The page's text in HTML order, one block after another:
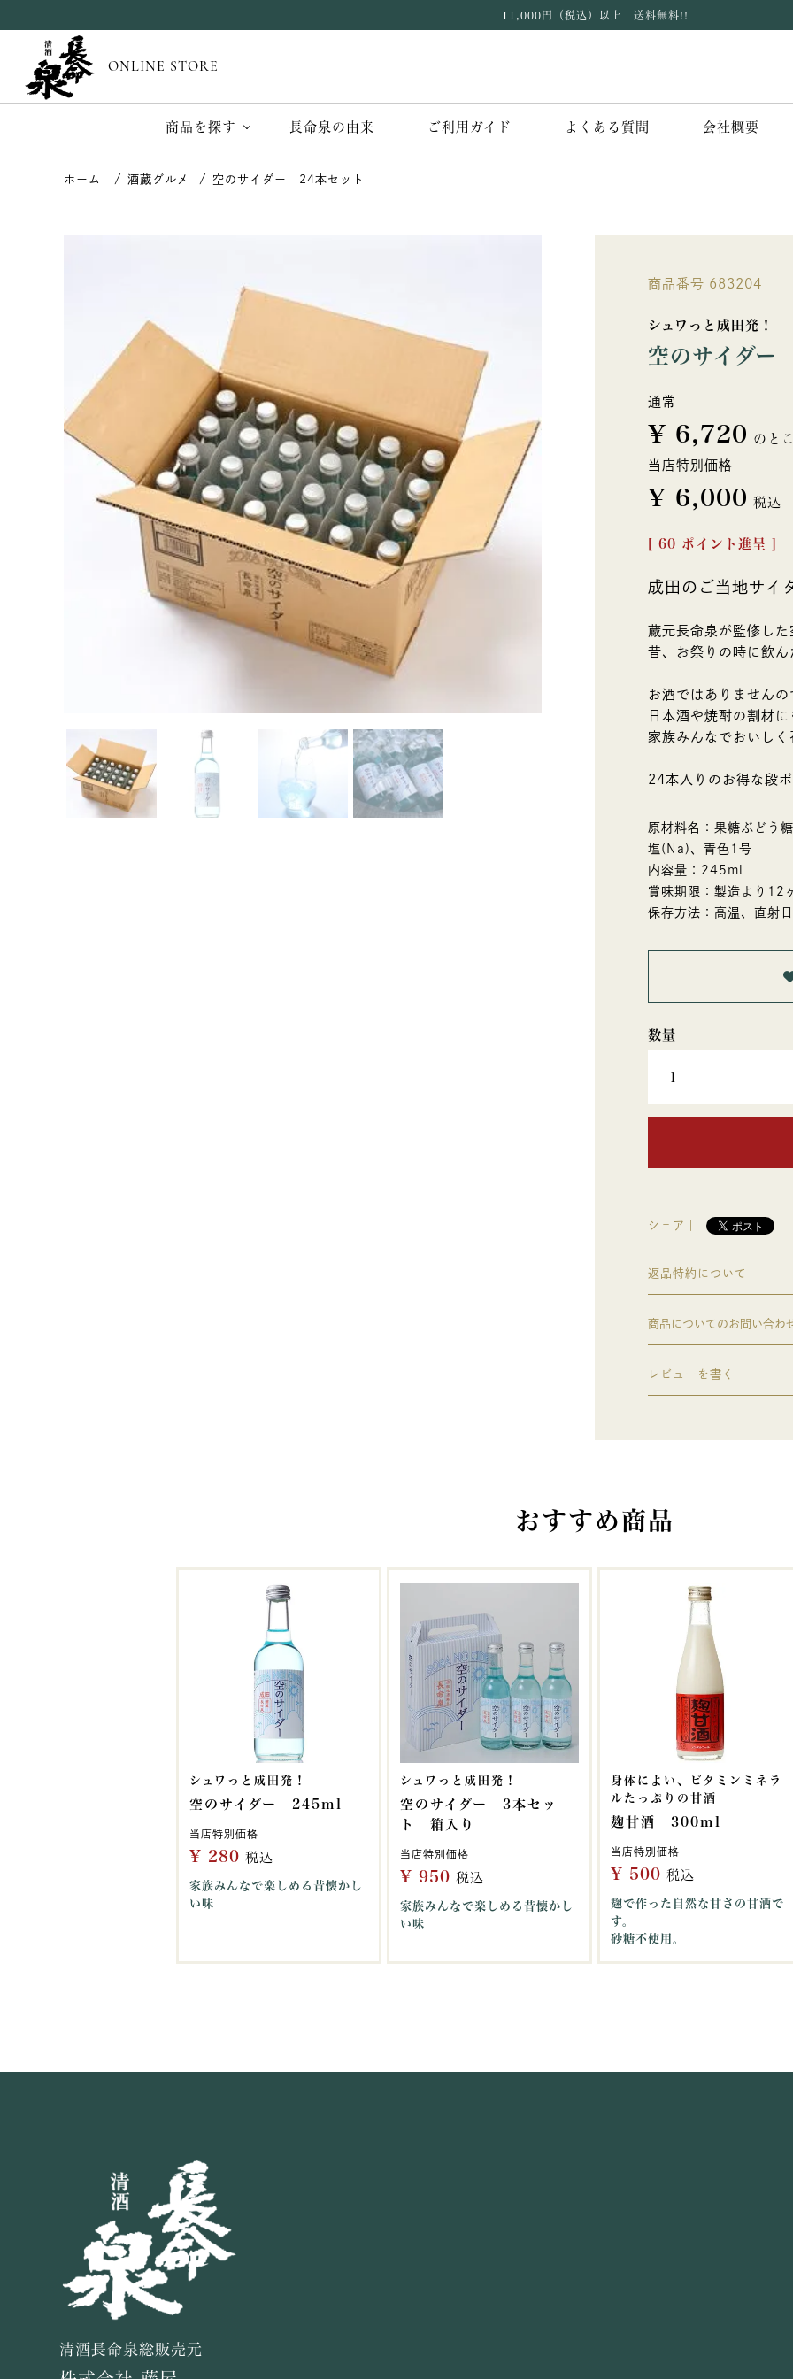
11,000円（税込）以上 送料無料!!
ONLINE STORE
商品を探す 長命泉の由来 ご利用ガイド よくある質問 会社概要
酒蔵グルメ 空のサイダー 24本セット
商品番号 683204
シュワっと成田発！
空のサイダ
通常
¥ 6,720 のと
当店特別価格
¥ 6,000 税込
60 ポイント進呈 ]
成田のご当地サイ
蔵元長命泉が監修し
昔、お祭りの時に飲
お酒ではありません
日本酒や焼酎の割材
家族みんなでおいし
24本入りのお得な段
原材料名：果糖ぶどう
塩(Na)、青色1号
内容量：245ml
賞味期限：製造より12
保存方法：高温、直射
シェア｜
返品特約について
商品についてのお問い合わ
レビューを書く
おすすめ商品
シュワっと成田発！
空のサイダー 245ml
当店特別価格
¥ 280 税込
家族みんなで楽しめる昔懐かし
い味
シュワっと成田発！
空のサイダー 3本セッ
ト 箱入り
当店特別価格
¥ 950 税込
家族みんなで楽しめる昔懐かし
い味
身体によい、ビタミンミネラ
ルたっぷりの甘酒
麹甘酒 300ml
当店特別価格
¥ 500 税込
麹で作った自然な甘さの甘酒で
す。
砂糖不使用。
清酒長命泉総販売元